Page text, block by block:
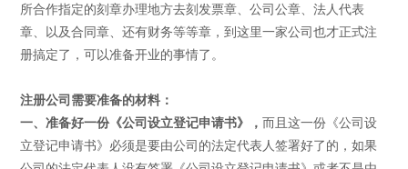
所合作指定的刻章办理地方去刻发票章、公司公章、法人代表
章、以及合同章、还有财务等等章，到这里一家公司也才正式注
册搞定了，可以准备开业的事情了。
注册公司需要准备的材料：
一、准备好一份《公司设立登记申请书》，而且这一份《公司设
立登记申请书》必须是要由公司的法定代表人签署好了的，如果